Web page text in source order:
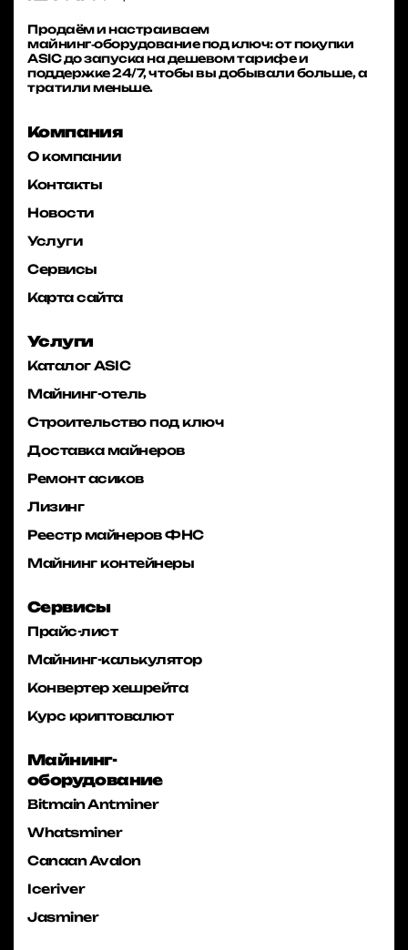
Продаём и настраиваем
майнинг‑оборудование под ключ: от покупки
ASIC до запуска на дешевом тарифе и
поддержке 24/7, чтобы вы добывали больше, а
тратили меньше.
Компания
О компании
Контакты
Новости
Услуги
Сервисы
Карта сайта
Услуги
Каталог ASIC
Майнинг-отель
Строительство под ключ
Доставка майнеров
Ремонт асиков
Лизинг
Реестр майнеров ФНС
Майнинг контейнеры
Сервисы
Прайс-лист
Майнинг-калькулятор
Конвертер хешрейта
Курс криптовалют
Майнинг-
оборудование
Bitmain Antminer
Whatsminer
Canaan Avalon
Iceriver
Jasminer